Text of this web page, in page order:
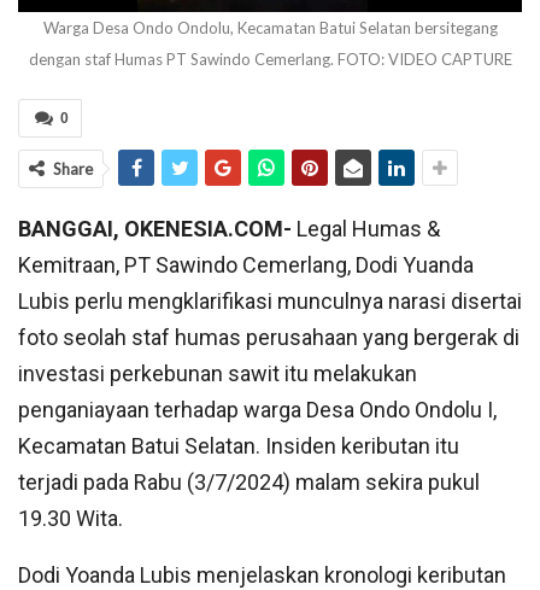
Warga Desa Ondo Ondolu, Kecamatan Batui Selatan bersitegang
dengan staf Humas PT Sawindo Cemerlang. FOTO: VIDEO CAPTURE
0
Share
BANGGAI, OKENESIA.COM- Legal Humas &
Kemitraan, PT Sawindo Cemerlang, Dodi Yuanda
Lubis perlu mengklarifikasi munculnya narasi disertai
foto seolah staf humas perusahaan yang bergerak di
investasi perkebunan sawit itu melakukan
penganiayaan terhadap warga Desa Ondo Ondolu I,
Kecamatan Batui Selatan. Insiden keributan itu
terjadi pada Rabu (3/7/2024) malam sekira pukul
19.30 Wita.
Dodi Yoanda Lubis menjelaskan kronologi keributan